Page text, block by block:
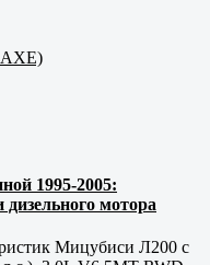
AXE)
1995-2005:
дизельного мотора
Мицубиси Л200 с